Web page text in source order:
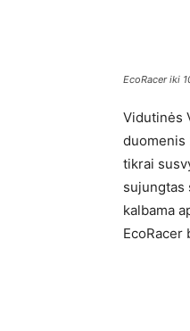
EcoRacer iki
Vidutinės
duomenis
tikrai
sujungtas
kalbama
EcoRacer